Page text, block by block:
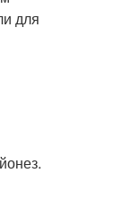
для